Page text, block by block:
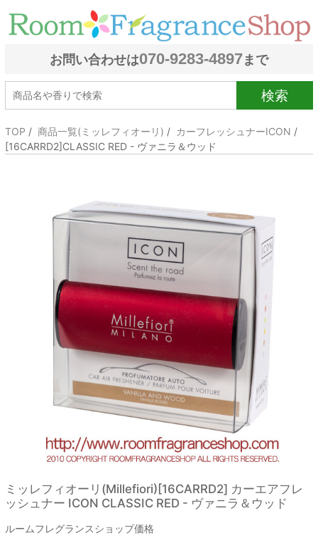
お問い合わせは070-9283-4897まで
検索
TOP / 商品一覧(ミッレフィオーリ) / カーフレッシュナーICON /
[16CARRD2]CLASSIC RED - ヴァニラ＆ウッド
ミッレフィオーリ(Millefiori)[16CARRD2] カーエアフレ
ッシュナー ICON CLASSIC RED - ヴァニラ＆ウッド
ルームフレグランスショップ価格